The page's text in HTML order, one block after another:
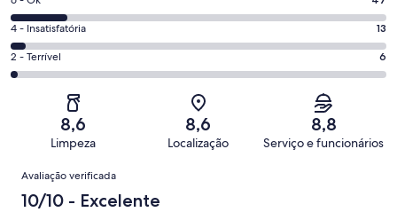
120
de
310
avaliações
-
Boa.
124
de
310
avaliações
6
-
Ok.
47
avaliações
Nota
4
-
4 - Insatisfatória 13
Nota
2
310
avaliações
2 - Terrível 6
8,6
Limpeza
8,6
Localização
8,8
Serviço e funcionários
Avaliações
Avaliação verificada
10/10 - Excelente